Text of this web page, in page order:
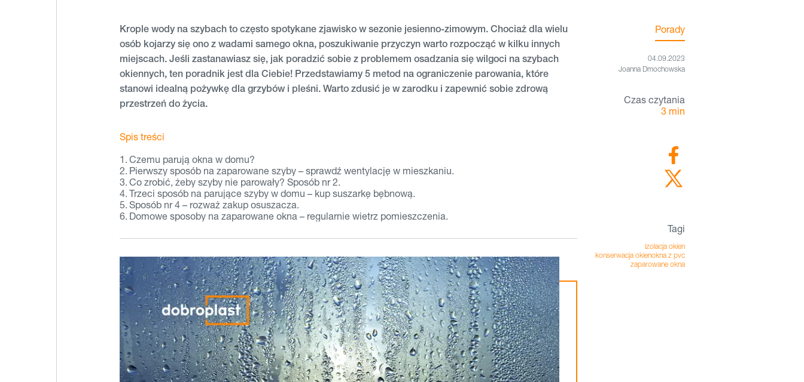
Krople wody na szybach to często spotykane zjawisko w sezonie jesienno-zimowym. Chociaż dla wielu
osób kojarzy się ono z wadami samego okna, poszukiwanie przyczyn warto rozpocząć w kilku innych
miejscach. Jeśli zastanawiasz się, jak poradzić sobie z problemem osadzania się wilgoci na szybach
okiennych, ten poradnik jest dla Ciebie! Przedstawiamy 5 metod na ograniczenie parowania, które
stanowi idealną pożywkę dla grzybów i pleśni. Warto zdusić je w zarodku i zapewnić sobie zdrową
przestrzeń do życia.
Spis treści
Czemu parują okna w domu?
Pierwszy sposób na zaparowane szyby – sprawdź wentylację w mieszkaniu.
Co zrobić, żeby szyby nie parowały? Sposób nr 2.
Trzeci sposób na parujące szyby w domu – kup suszarkę bębnową.
Sposób nr 4 – rozważ zakup osuszacza.
Domowe sposoby na zaparowane okna – regularnie wietrz pomieszczenia.
Porady
04.09.2023
Joanna Dmochowska
Czas czytania
3 min
Tagi
izolacja okien
konserwacja okienokna z pvc
zaparowane okna